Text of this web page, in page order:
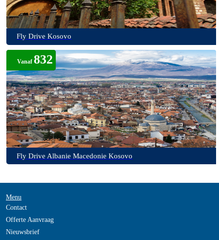
Fly Drive Kosovo
Vanaf832
Fly Drive Albanie Macedonie Kosovo
Menu
Contact
Offerte Aanvraag
Nieuwsbrief